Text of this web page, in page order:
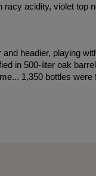
acidity, violet top
headier, playing
in 500-liter oak
1,350 bottles were